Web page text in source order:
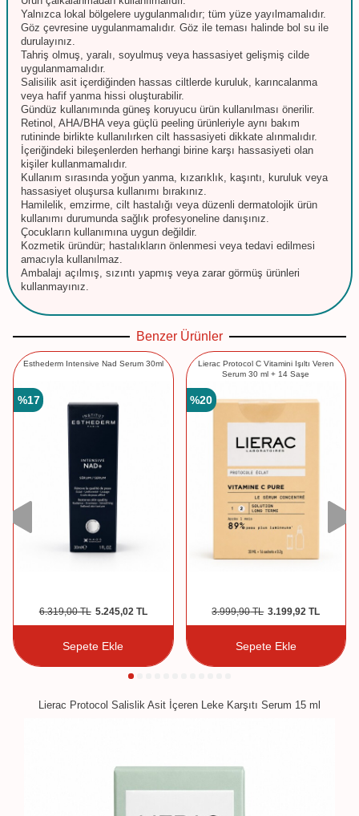
Yalnızca lokal bölgelere uygulanmalıdır; tüm yüze yayılmamalıdır.
Göz çevresine uygulanmamalıdır. Göz ile teması halinde bol su ile
durulayınız.
Tahriş olmuş, yaralı, soyulmuş veya hassasiyet gelişmiş cilde
uygulanmamalıdır.
Salisilik asit içerdiğinden hassas ciltlerde kuruluk, karıncalanma
veya hafif yanma hissi oluşturabilir.
Gündüz kullanımında güneş koruyucu ürün kullanılması önerilir.
Retinol, AHA/BHA veya güçlü peeling ürünleriyle aynı bakım
rutininde birlikte kullanılırken cilt hassasiyeti dikkate alınmalıdır.
İçeriğindeki bileşenlerden herhangi birine karşı hassasiyeti olan
kişiler kullanmamalıdır.
Kullanım sırasında yoğun yanma, kızarıklık, kaşıntı, kuruluk veya
hassasiyet oluşursa kullanımı bırakınız.
Hamilelik, emzirme, cilt hastalığı veya düzenli dermatolojik ürün
kullanımı durumunda sağlık profesyoneline danışınız.
Çocukların kullanımına uygun değildir.
Kozmetik üründür; hastalıkların önlenmesi veya tedavi edilmesi
amacıyla kullanılmaz.
Ambalajı açılmış, sızıntı yapmış veya zarar görmüş ürünleri
kullanmayınız.
Benzer Ürünler
Esthederm Intensive Nad Serum 30ml
%17
6.319,00TL 5.245,02TL
Sepete Ekle
Lierac Protocol C Vitamini Işıltı Veren
Serum 30 ml + 14 Saşe
%20
3.999,90TL 3.199,92 TL
Sepete Ekle
Lierac Protocol Salislik Asit İçeren Leke Karşıtı Serum 15 ml